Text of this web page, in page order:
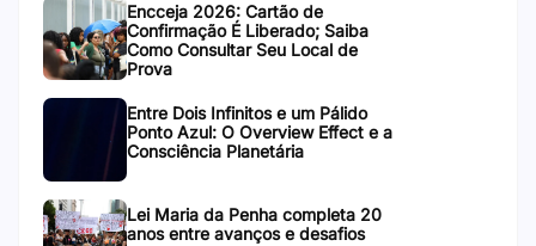
Encceja 2026: Cartão de
Confirmação É Liberado; Saiba
Como Consultar Seu Local de
Prova
Entre Dois Infinitos e um Pálido
Ponto Azul: O Overview Effect e a
Consciência Planetária
Lei Maria da Penha completa 20
anos entre avanços e desafios